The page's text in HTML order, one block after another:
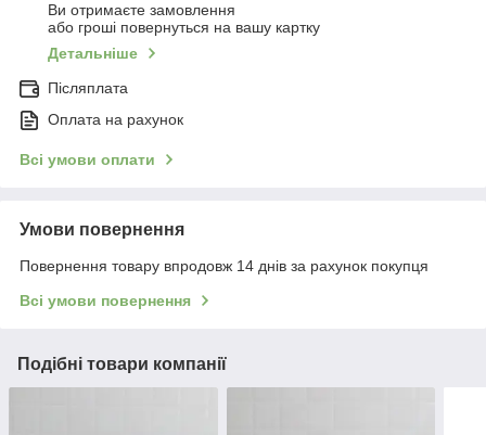
Ви отримаєте замовлення
або гроші повернуться на вашу картку
Детальніше
Післяплата
Оплата на рахунок
Всі умови оплати
Умови повернення
Повернення товару впродовж 14 днів за рахунок покупця
Всі умови повернення
Подібні товари компанії